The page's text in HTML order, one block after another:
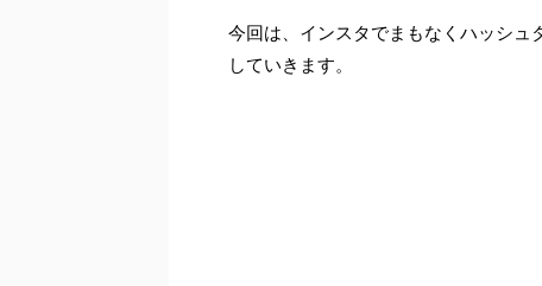
今回は、インスタでまもなくハッシュ
していきます。